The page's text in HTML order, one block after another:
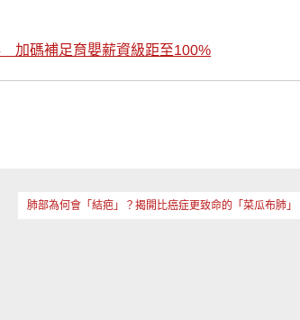
碼補足育嬰薪資級距至100%
肺部為何會「結疤」？揭開比癌症更致命的「菜瓜布肺」